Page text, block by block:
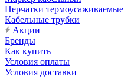
Перчатки термоусаживаемые
Кабельные трубки
Акции
Бренды
Как купить
Условия оплаты
Условия доставки